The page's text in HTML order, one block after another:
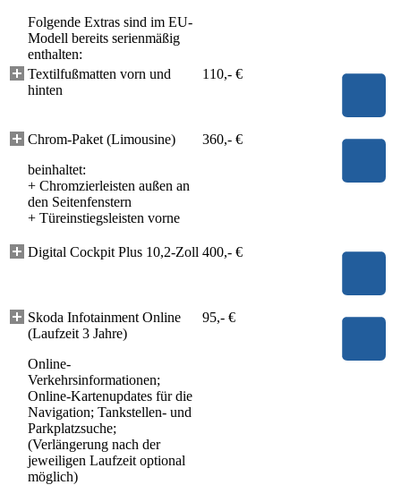
Folgende Extras sind im EU-
Modell bereits serienmäßig
enthalten:
Textilfußmatten vorn und
hinten
110,- €
Chrom-Paket (Limousine)
beinhaltet:
+ Chromzierleisten außen an
den Seitenfenstern
+ Türeinstiegsleisten vorne
360,- €
Digital Cockpit Plus 10,2-Zoll 400,- €
Skoda Infotainment Online
(Laufzeit 3 Jahre)
Online-
Verkehrsinformationen;
Online-Kartenupdates für die
Navigation; Tankstellen- und
Parkplatzsuche;
(Verlängerung nach der
jeweiligen Laufzeit optional
möglich)
95,- €